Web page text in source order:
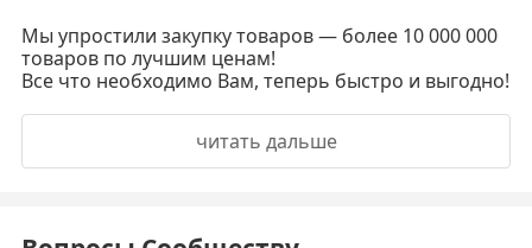
Мы упростили закупку товаров — более 10 000 000
товаров по лучшим ценам!
Все что необходимо Вам, теперь быстро и выгодно!
читать дальше